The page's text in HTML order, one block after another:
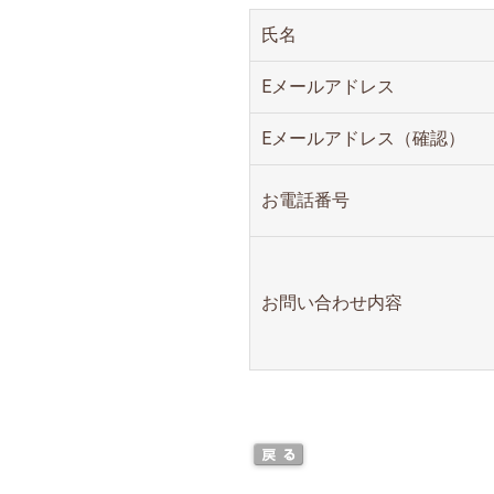
氏名
Eメールアドレス
Eメールアドレス（確認）
お電話番号
お問い合わせ内容